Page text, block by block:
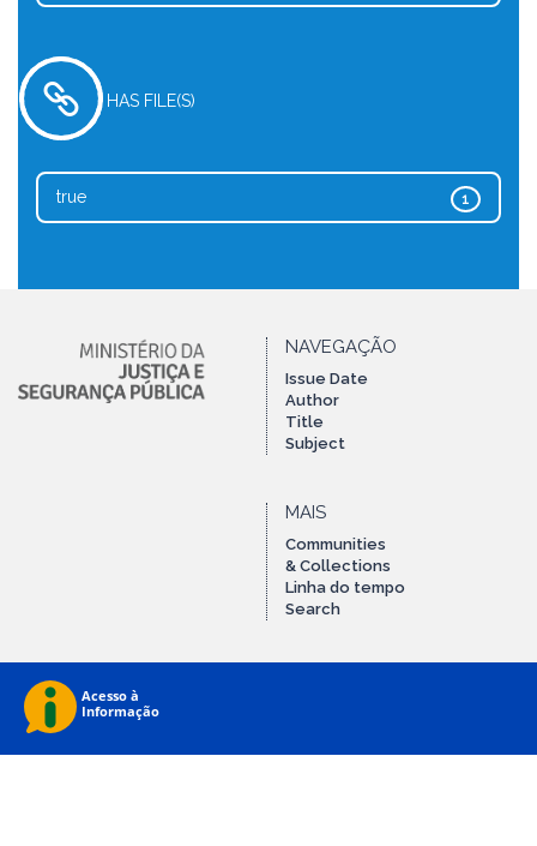
HAS FILE(S)
1
true
NAVEGAÇÃO
Issue Date
Author
Title
Subject
MAIS
Communities
& Collections
Linha do tempo
Search